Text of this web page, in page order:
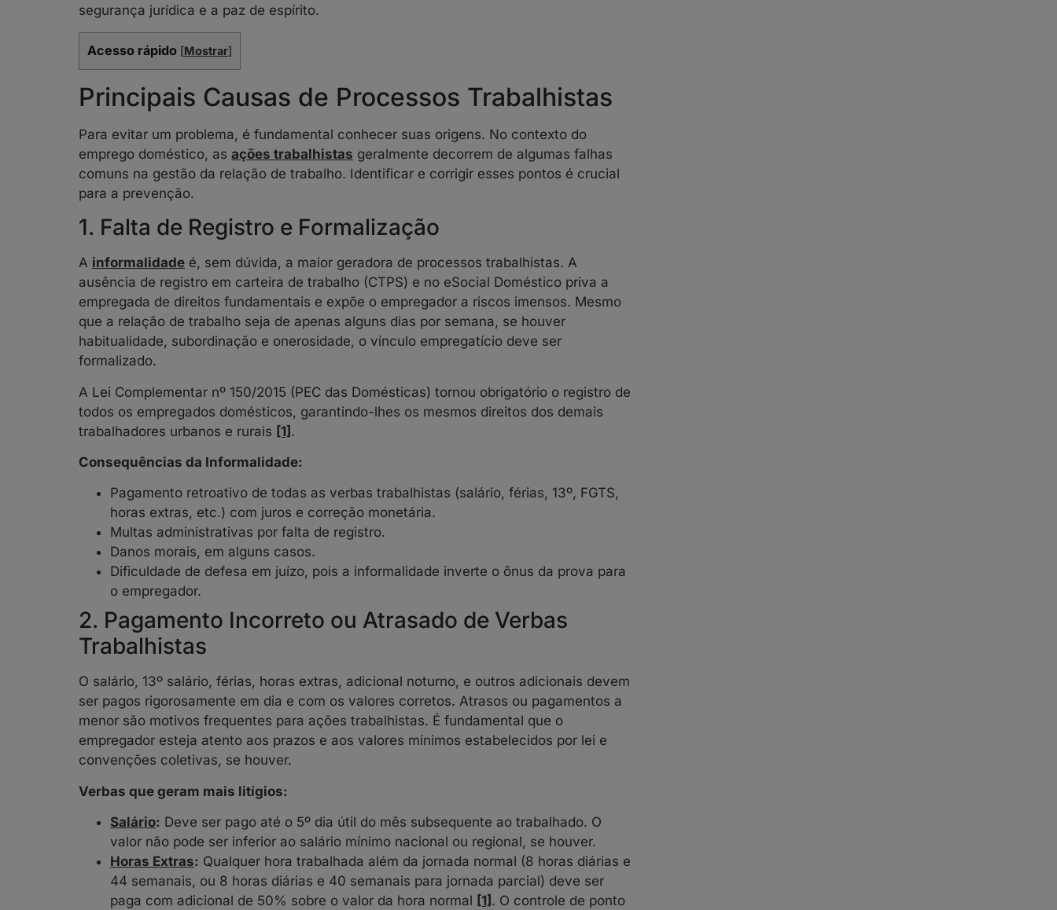
segurança jurídica e a paz de espírito.
Acesso rápido [Mostrar]
Principais Causas de Processos Trabalhistas
Para evitar um problema, é fundamental conhecer suas origens. No contexto do
emprego doméstico, as ações trabalhistas geralmente decorrem de algumas falhas
comuns na gestão da relação de trabalho. Identificar e corrigir esses pontos é crucial
para a prevenção.
1. Falta de Registro e Formalização
A informalidade é, sem dúvida, a maior geradora de processos trabalhistas. A
ausência de registro em carteira de trabalho (CTPS) e no eSocial Doméstico priva a
empregada de direitos fundamentais e expõe o empregador a riscos imensos. Mesmo
que a relação de trabalho seja de apenas alguns dias por semana, se houver
habitualidade, subordinação e onerosidade, o vínculo empregatício deve ser
formalizado.
A Lei Complementar nº 150/2015 (PEC das Domésticas) tornou obrigatório o registro de
todos os empregados domésticos, garantindo-lhes os mesmos direitos dos demais
trabalhadores urbanos e rurais [1] .
Consequências da Informalidade:
Pagamento retroativo de todas as verbas trabalhistas (salário, férias, 13º, FGTS,
horas extras, etc.) com juros e correção monetária.
Multas administrativas por falta de registro.
Danos morais, em alguns casos.
Dificuldade de defesa em juízo, pois a informalidade inverte o ônus da prova para
o empregador.
2. Pagamento Incorreto ou Atrasado de Verbas
Trabalhistas
O salário, 13º salário, férias, horas extras, adicional noturno, e outros adicionais devem
ser pagos rigorosamente em dia e com os valores corretos. Atrasos ou pagamentos a
menor são motivos frequentes para ações trabalhistas. É fundamental que o
empregador esteja atento aos prazos e aos valores mínimos estabelecidos por lei e
convenções coletivas, se houver.
Verbas que geram mais litígios:
Salário: Deve ser pago até o 5º dia útil do mês subsequente ao trabalhado. O
valor não pode ser inferior ao salário mínimo nacional ou regional, se houver.
Horas Extras: Qualquer hora trabalhada além da jornada normal (8 horas diárias e
44 semanais, ou 8 horas diárias e 40 semanais para jornada parcial) deve ser
paga com adicional de 50% sobre o valor da hora normal [1] . O controle de ponto